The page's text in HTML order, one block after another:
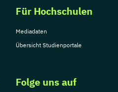
Für Hochschulen
Mediadaten
Übersicht Studienportale
Folge uns auf